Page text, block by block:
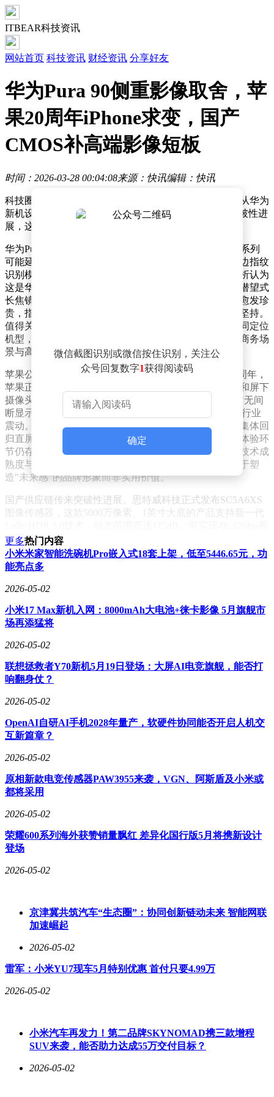
ITBEAR科技资讯
网站首页 科技资讯 财经资讯 分享好友
华为Pura 90侧重影像取舍，苹
果20周年iPhone求变，国产
CMOS补高端影像短板
时间：2026-03-28 00:04:08来源：快讯编辑：快讯
科技圈近日接连传出三条与手机行业密切相关的动态，从华为
新机设计调整到苹果概念机型探索，再到国产CMOS突破性进
展，这些信息勾勒出未来手机市场竞争的新图景。
华为Pura 90系列成为近期讨论焦点。据供应链消息，该系列
可能延续直角边框设计，后摄模组布局保持稳定，但侧边指纹
识别模块位置明显上移。这一调整引发行业热议，有分析认为
这是华为为影像系统腾出内部空间的策略性选择。随着潜望式
长焦镜头、大尺寸传感器等组件的加入，机身内部空间愈发珍
贵，指纹模块的重新布局体现了华为对影像旗舰定位的坚持。
值得关注的是，该系列或回归直屏设计，并推出三款不同定位
机型，进一步强化产品线差异化布局——Mate系列专注商务场
景与高端辨识度，Pura系列则聚焦影像技术与美学表达。
苹果公司正在酝酿一场设计革命。为纪念iPhone发布20周年，
苹果正测试多款突破性设计方案，包括四边曲面显示屏和屏下
摄像头技术。据科技媒体报道，苹果目标打造一款具有"无间
断显示效果"的纪念机型，试图复制iPhone X时代引发的行业
震动。不过这种激进设计面临现实挑战：当前安卓阵营集体回
归直屏，侧面反映出曲面屏在防误触、屏幕保护等用户体验环
节仍存在短板。苹果若强行推进四曲面设计，或将面临技术成
熟度与市场接受度的双重考验，其核心诉求可能更侧重于塑
造"未来感"的品牌形象而非实用价值。
国产供应链传来突破性进展。思特威科技正式发布SC5A6XS
图像传感器，这款5000万像素、1英寸大底的产品支持新一代
频录制。该传感器已进入送样阶段，预计2026年第二季度量
产。这项突破具有战略意义：过去高端影像传感器市场长期被
索尼、三星垄断，国产方案此次在动态范围、功耗控制、高帧
多选择。随着国产CMOS技术迭代，手机厂商在影像竞赛中将
获得更自主的供应链支持，有助于打破国外厂商的技术垄断。
这三条动态折射出手机行业的新趋势：硬件竞争正从单纯参数
苹果用设计革新重塑品牌调性，国产供应链则从底层技术突破
构建竞争壁垒。当行业进入成熟期，真正的创新不再局限于芯
片性能提升，而是体现在如何将新技术转化为用户可感知的价
机市场的竞争规则。
微信截图识别或微信按住识别，关注公
众号回复数字1获得阅读码
确定
更多热门内容
小米米家智能洗碗机Pro嵌入式18套上架，低至5446.65元，功
能亮点多
2026-05-02
小米17 Max新机入网：8000mAh大电池+徕卡影像 5月旗舰市
场再添猛将
2026-05-02
联想拯救者Y70新机5月19日登场：大屏AI电竞旗舰，能否打
响翻身仗？
2026-05-02
OpenAI自研AI手机2028年量产，软硬件协同能否开启人机交
互新篇章？
2026-05-02
原相新款电竞传感器PAW3955来袭，VGN、阿斯盾及小米或
都将采用
2026-05-02
荣耀600系列海外获赞销量飘红 差异化国行版5月将携新设计
登场
2026-05-02
京津冀共筑汽车“生态圈”：协同创新链动未来 智能网联
加速崛起
2026-05-02
雷军：小米YU7现车5月特别优惠 首付只要4.99万
2026-05-02
小米汽车再发力！第二品牌SKYNOMAD携三款增程
SUV来袭，能否助力达成55万交付目标？
2026-05-02